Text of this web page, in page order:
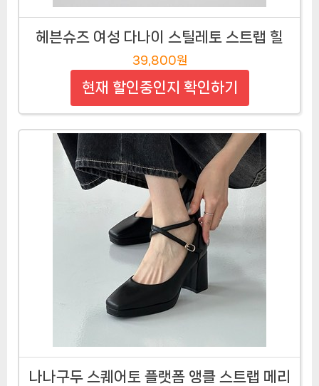
헤븐슈즈 여성 다나이 스틸레토 스트랩 힐
39,800원
현재 할인중인지 확인하기
나나구두 스퀘어토 플랫폼 앵클 스트랩 메리